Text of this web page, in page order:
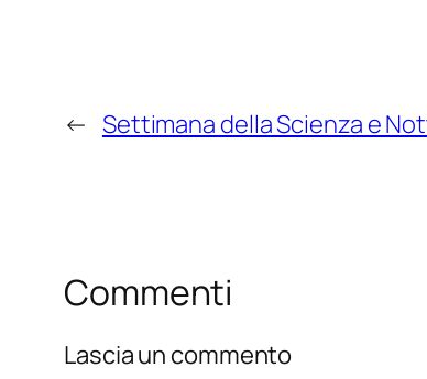
← Settimana della Scienza e
Commenti
Lascia un commento